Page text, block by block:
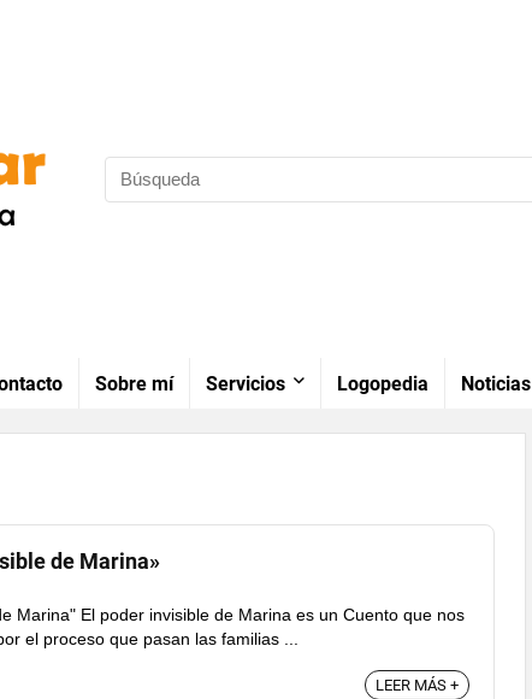
Sobre mí Servicios Logopedia Noticias
de Marina»
Marina" El poder invisible de Marina es un Cuento que nos
el proceso que pasan las familias ...
LEER MÁS +